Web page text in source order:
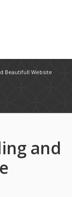
Beautifull Website
and